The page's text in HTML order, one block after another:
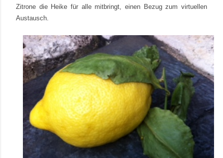
Zitrone die Heike für alle mitbringt, einen Bezug zum virtuellen
Austausch.